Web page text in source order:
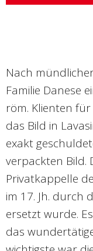
Nach
Familie Danese
röm. Klienten
das Bild in
exakt
verpackten Bild.
Privatkappelle
im 17. Jh. durch
ersetzt wurde.
das